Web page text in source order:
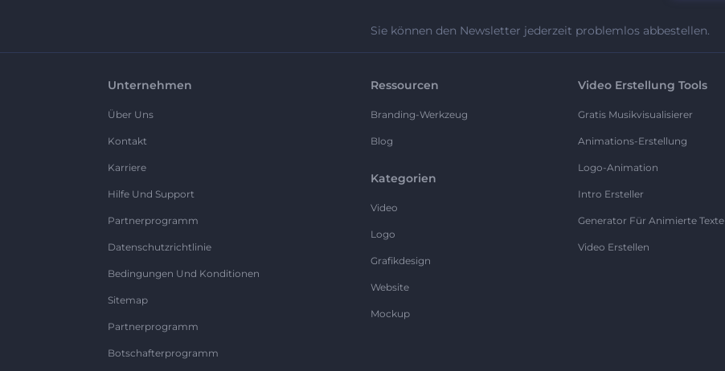
Sie können den Newsletter jederzeit problemlos abbestellen.
Unternehmen
Über Uns
Kontakt
Karriere
Hilfe Und Support
Partnerprogramm
Datenschutzrichtlinie
Bedingungen Und Konditionen
Sitemap
Partnerprogramm
Botschafterprogramm
Ressourcen
Branding-Werkzeug
Blog
Kategorien
Video
Logo
Grafikdesign
Website
Mockup
Video Erstellung Tools
Gratis Musikvisualisierer
Animations-Erstellung
Logo-Animation
Intro Ersteller
Generator Für Animierte Texte
Video Erstellen